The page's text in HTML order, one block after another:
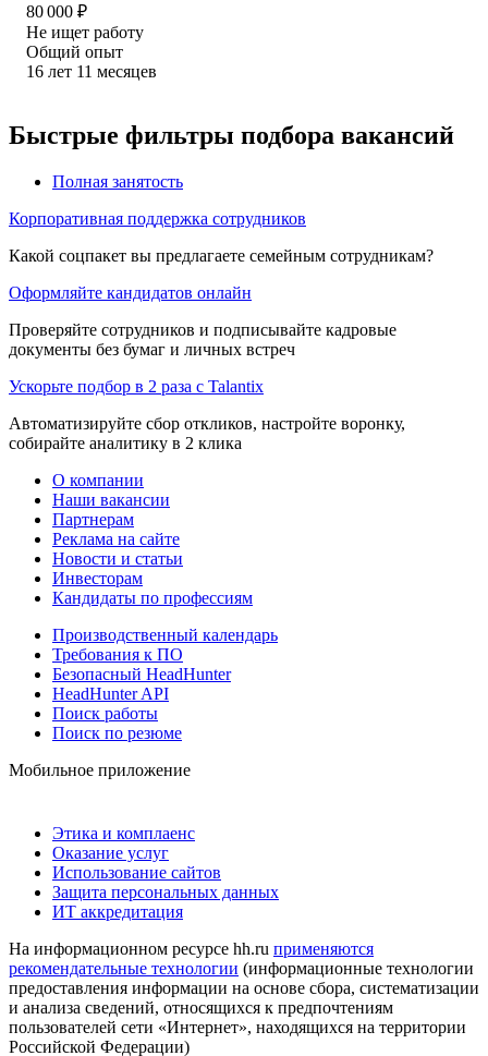
80 000 ₽
Не ищет работу
Общий опыт
16 лет 11 месяцев
Быстрые фильтры подбора вакансий
Полная занятость
Корпоративная поддержка сотрудников
Какой соцпакет вы предлагаете семейным сотрудникам?
Оформляйте кандидатов онлайн
Проверяйте сотрудников и подписывайте кадровые
документы без бумаг и личных встреч
Ускорьте подбор в 2 раза с Talantix
Автоматизируйте сбор откликов, настройте воронку,
собирайте аналитику в 2 клика
О компании
Наши вакансии
Партнерам
Реклама на сайте
Новости и статьи
Инвесторам
Кандидаты по профессиям
Производственный календарь
Требования к ПО
Безопасный HeadHunter
HeadHunter API
Поиск работы
Поиск по резюме
Мобильное приложение
Этика и комплаенс
Оказание услуг
Использование сайтов
Защита персональных данных
ИТ аккредитация
На информационном ресурсе hh.ru применяются
рекомендательные технологии (информационные технологии
предоставления информации на основе сбора, систематизации
и анализа сведений, относящихся к предпочтениям
пользователей сети «Интернет», находящихся на территории
Российской Федерации)